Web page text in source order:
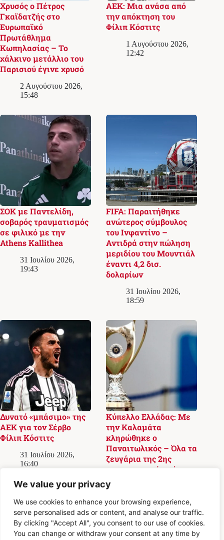
We value your privacy
We use cookies to enhance your browsing experience,
serve personalised ads or content, and analyse our traffic.
By clicking "Accept All", you consent to our use of cookies.
You can change or withdraw your consent at any time by
Χρυσός ο Πέτρος
Γκαϊδατζής στο
Ευρωπαϊκό
Πρωτάθλημα
Κωπηλασίας – Το
χάλκινο μετάλλιο του
Παρισιού έγινε χρυσό
2 Αυγούστου 2026,
15:48
ΑΕΚ: Μια ανάσα από
την απόκτηση του
Φίλιπ Κόστιτς
1 Αυγούστου 2026,
12:42
ΣΟΚ με Παντελίδη,
σοβαρός τραυματισμός
σε φιλικό με την
Athens Kallithea
31 Ιουλίου 2026,
19:43
FIFA: Παραιτήθηκε
ανώτερος σύμβουλος
του Ινφαντίνο –
Αντιδρά στην πώληση
μεριδίου του Μουντιάλ
έναντι 4,2 δισ.
δολαρίων
31 Ιουλίου 2026,
18:59
Δυνατό «μπάσιμο» της
ΑΕΚ για τον Σέρβο
Φίλιπ Κόστιτς
31 Ιουλίου 2026,
16:40
Κύπελλο Ελλάδας: Με
την Καλαμάτα
κληρώθηκε ο
Παναιτωλικός – Όλα τα
ζευγάρια της 2ης
προκριματικής φάσης